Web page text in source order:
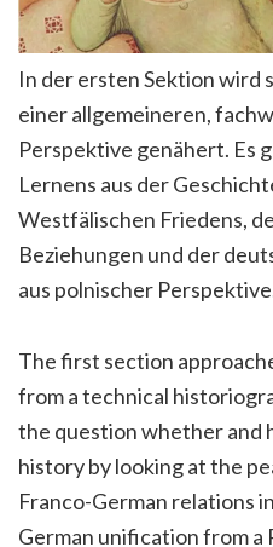
In der ersten Sektion wird
einer allgemeineren,
Perspektive genähert. Es
Lernens aus der
Westfälischen Friedens,
Beziehungen und der
aus polnischer
The first section
from a technical
the question whether and
history by looking at the
Franco-German relations
German unification from a